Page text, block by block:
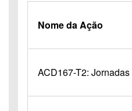
Nome da Ação
ACD167-T2: